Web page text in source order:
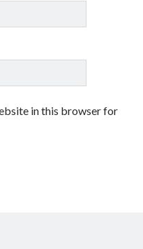
in this browser for